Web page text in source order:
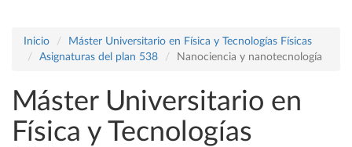
Inicio
Máster Universitario en Física y Tecnologías Físicas
Asignaturas del plan 538
Nanociencia y nanotecnología
Máster Universitario en
Física y Tecnologías